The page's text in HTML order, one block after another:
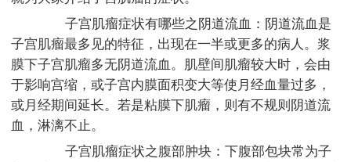
子宫肌瘤症状有哪些之阴道流血：阴道流血是
子宫肌瘤最多见的特征，出现在一半或更多的病人。浆
膜下子宫肌瘤多无阴道流血。肌壁间肌瘤较大时，会由
于影响宫缩，或子宫内膜面积变大等使月经血量过多，
或月经期间延长。若是粘膜下肌瘤，则有不规则阴道流
血，淋漓不止。
子宫肌瘤症状之腹部肿块：下腹部包块常为子